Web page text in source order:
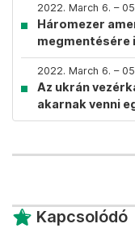
2022. March 6. –
Háromezer
megmentésére
2022. March 6. –
Az ukrán
akarnak venni
Kapcsolódó